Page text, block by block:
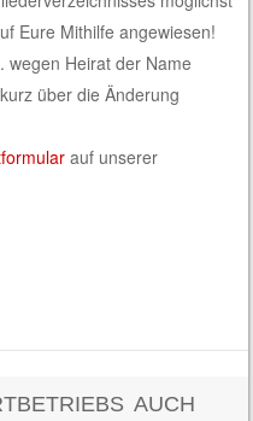
Eure Mithilfe angewiesen!
wegen Heirat der Name
über die Änderung
auf unserer
AUCH